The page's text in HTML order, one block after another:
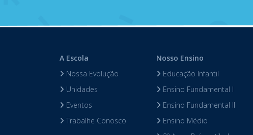
A Escola
Nossa Evolução
Unidades
Eventos
Trabalhe Conosco
Nosso Ensino
Educação Infantil
Ensino Fundamental I
Ensino Fundamental II
Ensino Médio